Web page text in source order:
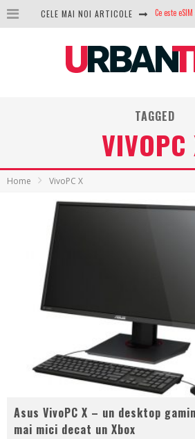
CELE MAI NOI ARTICOLE
TAGGED
VIVOPC
Home VivoPC X
Asus VivoPC X – un desktop
mai mici decat un Xbox